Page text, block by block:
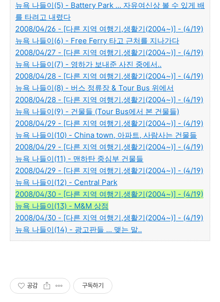
뉴욕 나들이(5) - Battery Park ... 자유여신상 볼 수 있게 배
를 타려고 내렸다
2008/04/26 - [다른 지역 여행기,생활기(2004~)] - (4/19)
뉴욕 나들이(6) - Free Ferry 타고 근처를 지나가다
2008/04/27 - [다른 지역 여행기,생활기(2004~)] - (4/19)
뉴욕 나들이(7) - 영하가 보내준 사진 중에서..
2008/04/28 - [다른 지역 여행기,생활기(2004~)] - (4/19)
뉴욕 나들이(8) - 버스 정류장 & Tour Bus 위에서
2008/04/28 - [다른 지역 여행기,생활기(2004~)] - (4/19)
뉴욕 나들이(9) - 건물들 (Tour Bus에서 본 건물들)
2008/04/29 - [다른 지역 여행기,생활기(2004~)] - (4/19)
뉴욕 나들이(10) - China town, 아파트, 사람사는 건물들
2008/04/29 - [다른 지역 여행기,생활기(2004~)] - (4/19)
뉴욕 나들이(11) - 맨하탄 중심부 건물들
2008/04/29 - [다른 지역 여행기,생활기(2004~)] - (4/19)
뉴욕 나들이(12) - Central Park
2008/04/30 - [다른 지역 여행기,생활기(2004~)] - (4/19)
뉴욕 나들이(13) - M&M 상점
2008/04/30 - [다른 지역 여행기,생활기(2004~)] - (4/19)
뉴욕 나들이(14) - 광고판들 ... 맺는 말..
공감 구독하기